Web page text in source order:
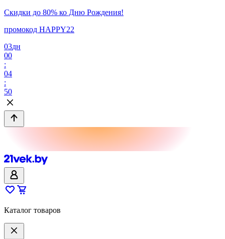
Скидки до 80% ко Дню Рождения!
промокод HAPPY22
03дн
00
:
04
:
50
Каталог товаров